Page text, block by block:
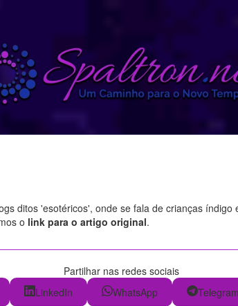
ditos 'esotéricos', onde se fala de crianças
o link para o artigo original.
Partilhar nas redes sociais
LinkedIn WhatsApp Telegram